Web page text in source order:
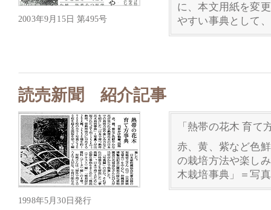
2003年9月15日 第495号
に、本文用紙を変
やすい事典として
読売新聞 紹介記事
1998年5月30日発行
「熱帯の花木 育て
赤、黄、紫など色
の栽培方法や楽し
木栽培事典」＝写